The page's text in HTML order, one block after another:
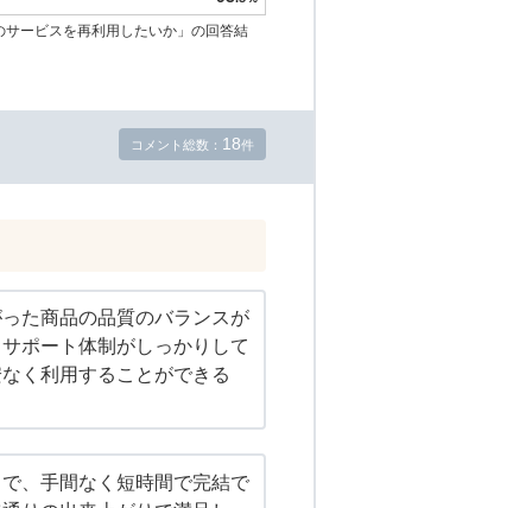
ービスを再利用したいか」の回答結
コメント総数： 18件
た商品の品質のバランスが
ポート体制がしっかりして
く利用することができる
、手間なく短時間で完結で